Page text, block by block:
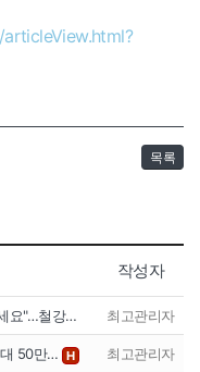
목록
작성자
요"…철강… 최고관리자
50만… H 최고관리자